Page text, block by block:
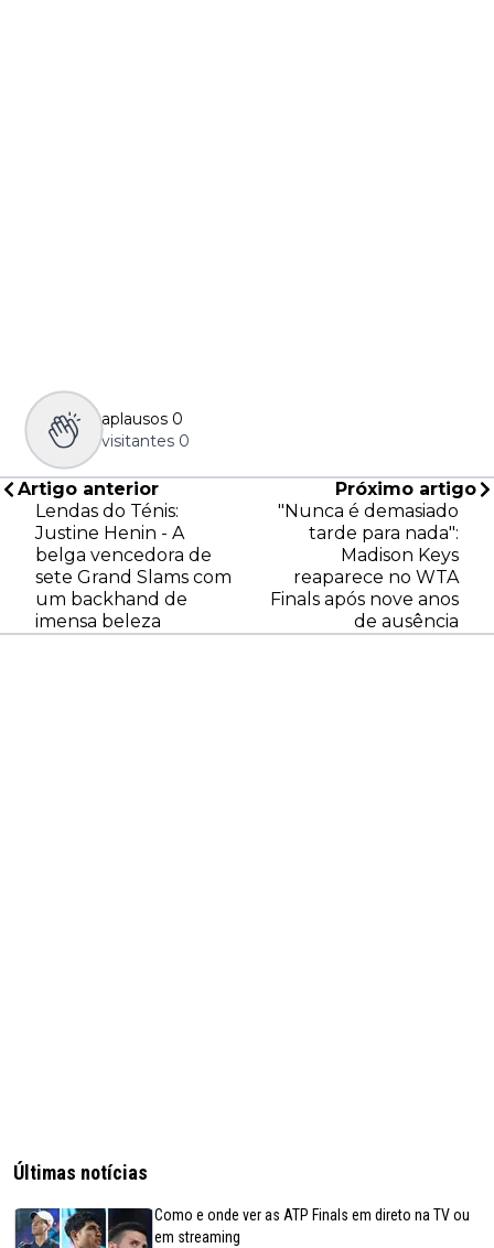
aplausos 0
visitantes 0
Artigo anterior
Lendas do Ténis:
Justine Henin - A
belga vencedora de
sete Grand Slams com
um backhand de
imensa beleza
Próximo artigo
"Nunca é demasiado
tarde para nada":
Madison Keys
reaparece no WTA
Finals após nove anos
de ausência
Últimas notícias
Como e onde ver as ATP Finals em direto na TV ou
em streaming